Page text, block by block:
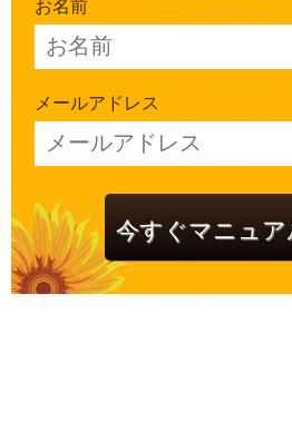
お名前
メールアドレス